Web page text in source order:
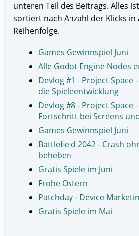
unteren Teil des Beitrags. Alles
sortiert nach Anzahl der Klicks in
Reihenfolge.
Games Gewinnspiel Juni
Alle Godot Engine Nodes
Devlog #1 - Project Space
die Spieleentwicklung
Devlog #8 - Project Space
Fortschritt bei Screens
Games Gewinnspiel Juni
Battlefield 2042 - Crash
beheben
Gratis Spiele im Juni
Frohe Ostern
Patchday - Device
Gratis Spiele im Mai